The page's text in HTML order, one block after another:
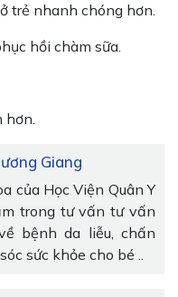
trẻ nhanh chóng hơn.
hồi chàm sữa.
hơn.
Giang
của Học Viện Quân Y
trong tư vấn tư vấn
bệnh da liễu, chấn
sức khỏe cho bé ..